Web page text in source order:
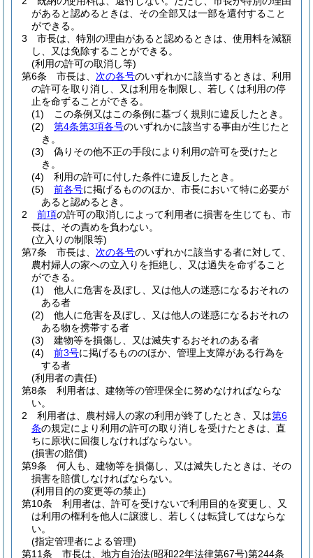
があると認めるときは、その全部又は一部を還付すること
ができる。
3
市長は、特別の理由があると認めるときは、使用料を減額
し、又は免除することができる。
(利用の許可の取消し等)
第6条
市長は、 次の各号のいずれかに該当するときは、利用
の許可を取り消し、又は利用を制限し、若しくは利用の停
止を命ずることができる。
(1)
この条例又はこの条例に基づく規則に違反したとき。
(2)
第4条第3項各号のいずれかに該当する事由が生じたと
き。
(3)
偽りその他不正の手段により利用の許可を受けたと
き。
(4)
利用の許可に付した条件に違反したとき。
(5)
前各号に掲げるもののほか、市長において特に必要が
あると認めるとき。
2
前項の許可の取消しによって利用者に損害を生じても、市
長は、その責めを負わない。
(立入りの制限等)
第7条
市長は、 次の各号のいずれかに該当する者に対して、
農村婦人の家への立入りを拒絶し、又は過失を命ずること
ができる。
(1)
他人に危害を及ぼし、又は他人の迷惑になるおそれの
ある者
(2)
他人に危害を及ぼし、又は他人の迷惑になるおそれの
ある物を携帯する者
(3)
建物等を損傷し、又は滅失するおそれのある者
(4)
前3号に掲げるもののほか、管理上支障がある行為を
する者
(利用者の責任)
第8条
利用者は、建物等の管理保全に努めなければならな
い。
2
利用者は、農村婦人の家の利用が終了したとき、又は第6
条の規定により利用の許可の取り消しを受けたときは、直
ちに原状に回復しなければならない。
(損害の賠償)
第9条
何人も、建物等を損傷し、又は滅失したときは、その
損害を賠償しなければならない。
(利用目的の変更等の禁止)
第10条
利用者は、許可を受けないで利用目的を変更し、又
は利用の権利を他人に譲渡し、若しくは転貸してはならな
い。
(指定管理者による管理)
第11条
市長は、地方自治法(昭和22年法律第67号)第244条